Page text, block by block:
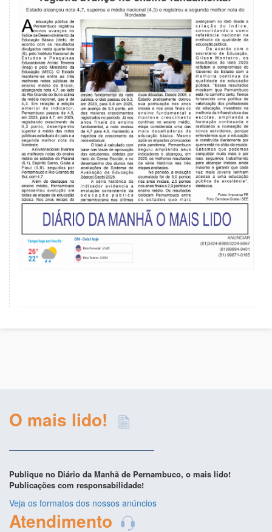
O mais lido!
Publique no Diário da Manhã de Pernambuco, o mais lido!
Publicações com responsabilidade!
Veja os formatos dos nossos anúncios
Atendimento